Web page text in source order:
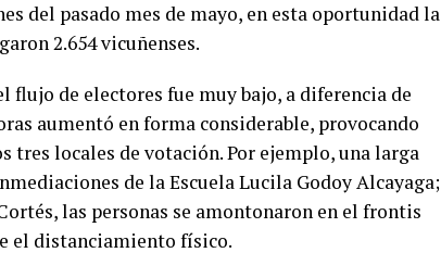
del pasado mes de mayo, en esta oportunidad la
2.654 vicuñenses.
flujo de electores fue muy bajo, a diferencia de
aumentó en forma considerable, provocando
tres locales de votación. Por ejemplo, una larga
de la Escuela Lucila Godoy Alcayaga;
las personas se amontonaron en el frontis
el distanciamiento físico.